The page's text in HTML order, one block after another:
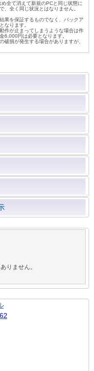
全て消えて新規のPCと同じ状態に
、全く同じ状況とはなりません。
を保証するものでなく、バックア
なります。
が止まってしまうような場合は作
6,000円は必要となります。
損が発生する場合がありますが、
りません。